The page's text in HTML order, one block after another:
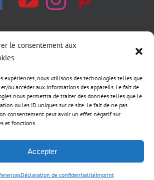
le consentement aux
expériences, nous utilisons des technologies telles que
ou accéder aux informations des appareils. Le fait de
nous permettra de traiter des données telles que le
ou les ID uniques sur ce site. Le fait de ne pas
consentement peut avoir un effet négatif sur
et fonctions.
Accepter
Déclaration de confidentialitéImprint
INFORMATIONS LÉGALES
de confidentialité
générale de vente LIFT MTB